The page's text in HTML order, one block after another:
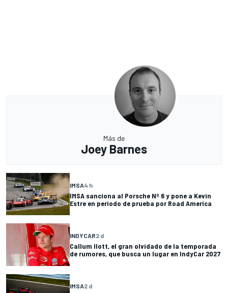
Más de
Joey Barnes
IMSA4 h
IMSA sanciona al Porsche Nº 6 y pone a Kevin
Estre en periodo de prueba por Road America
INDYCAR2 d
Callum Ilott, el gran olvidado de la temporada
de rumores, que busca un lugar en IndyCar 2027
IMSA2 d